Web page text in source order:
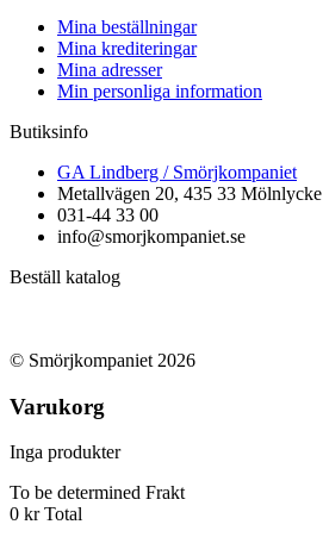
Mina beställningar
Mina krediteringar
Mina adresser
Min personliga information
Butiksinfo
GA Lindberg / Smörjkompaniet
Metallvägen 20, 435 33 Mölnlycke
031-44 33 00
info@smorjkompaniet.se
Beställ katalog
© Smörjkompaniet 2026
Varukorg
Inga produkter
To be determined Frakt
0 kr Total